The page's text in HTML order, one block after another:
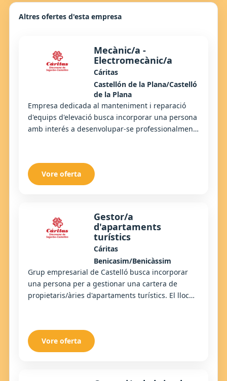
Altres ofertes d'esta empresa
Mecànic/a -
Electromecànic/a
Cáritas
Castellón de la Plana/Castelló
de la Plana
Empresa dedicada al manteniment i reparació
d'equips d'elevació busca incorporar una persona
amb interés a desenvolupar-se professionalment
Vore oferta
Gestor/a
d'apartaments
turístics
Cáritas
Benicasim/Benicàssim
Grup empresarial de Castelló busca incorporar
una persona per a gestionar una cartera de
propietaris/àries d'apartaments turístics. El lloc
Vore oferta